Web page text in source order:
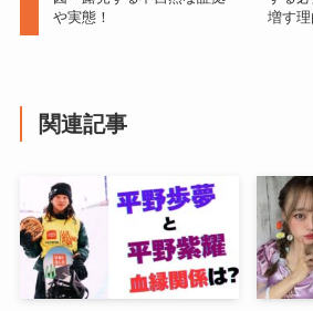
や実態！
増す理
関連記事